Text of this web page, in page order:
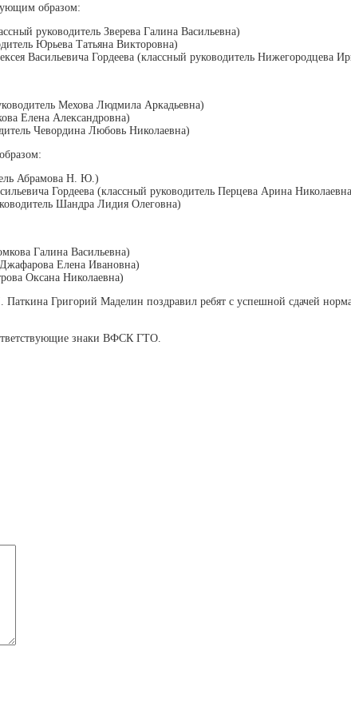
образом:
руководитель Зверева Галина Васильевна)
Юрьева Татьяна Викторовна)
Васильевича Гордеева (классный руководитель Нижегородцева
Мехова Людмила Аркадьевна)
Елена Александровна)
Чевордина Любовь Николаевна)
Абрамова Н. Ю.)
Гордеева (классный руководитель Перцева Арина
Шандра Лидия Олеговна)
Галина Васильевна)
Елена Ивановна)
Оксана Николаевна)
Григорий Маделин поздравил ребят с успешной сдачей
знаки ВФСК ГТО.